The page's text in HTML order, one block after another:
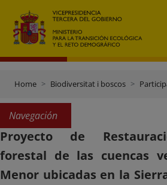
Home Biodiversitat i boscos
Navegación
Proyecto de
forestal de las cuencas
Menor ubicadas en la